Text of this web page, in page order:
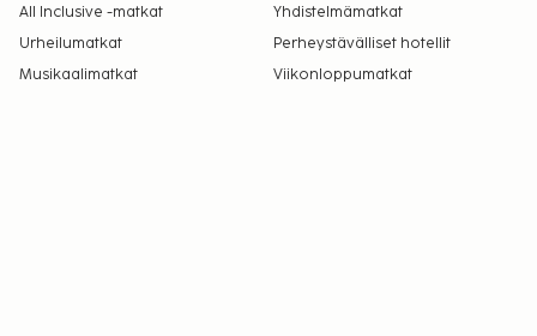
Kaikki maksut voidaan maksaa käteisettömillä
maksutavoilla.
All Inclusive -matkat
Yhdistelmämatkat
Urheilumatkat
Perheystävälliset hotellit
Musikaalimatkat
Viikonloppumatkat